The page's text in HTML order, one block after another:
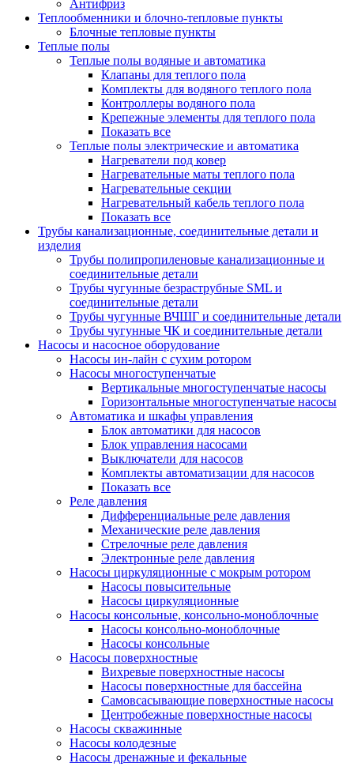
Антифриз
Теплообменники и блочно-тепловые пункты
Блочные тепловые пункты
Теплые полы
Теплые полы водяные и автоматика
Клапаны для теплого пола
Комплекты для водяного теплого пола
Контроллеры водяного пола
Крепежные элементы для теплого пола
Показать все
Теплые полы электрические и автоматика
Нагреватели под ковер
Нагревательные маты теплого пола
Нагревательные секции
Нагревательный кабель теплого пола
Показать все
Трубы канализационные, соединительные детали и
изделия
Трубы полипропиленовые канализационные и
соединительные детали
Трубы чугунные безраструбные SML и
соединительные детали
Трубы чугунные ВЧШГ и соединительные детали
Трубы чугунные ЧК и соединительные детали
Насосы и насосное оборудование
Насосы ин-лайн с сухим ротором
Насосы многоступенчатые
Вертикальные многоступенчатые насосы
Горизонтальные многоступенчатые насосы
Автоматика и шкафы управления
Блок автоматики для насосов
Блок управления насосами
Выключатели для насосов
Комплекты автоматизации для насосов
Показать все
Реле давления
Дифференциальные реле давления
Механические реле давления
Стрелочные реле давления
Электронные реле давления
Насосы циркуляционные с мокрым ротором
Насосы повысительные
Насосы циркуляционные
Насосы консольные, консольно-моноблочные
Насосы консольно-моноблочные
Насосы консольные
Насосы поверхностные
Вихревые поверхностные насосы
Насосы поверхностные для бассейна
Самовсасывающие поверхностные насосы
Центробежные поверхностные насосы
Насосы скважинные
Насосы колодезные
Насосы дренажные и фекальные